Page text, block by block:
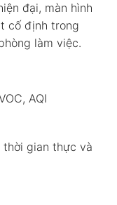
đại, màn hình
cố định trong
làm việc.
AQI
thời gian thực và